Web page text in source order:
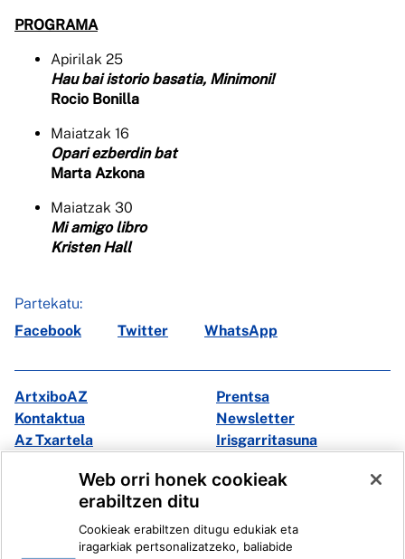
PROGRAMA
Apirilak 25
Hau bai istorio basatia, Minimoni!
Rocio Bonilla
Maiatzak 16
Opari ezberdin bat
Marta Azkona
Maiatzak 30
Mi amigo libro
Kristen Hall
Partekatu:
Facebook
Twitter WhatsApp
ArtxiboAZ
Prentsa
Kontaktua
Newsletter
Az Txartela
Irisgarritasuna
Instagram
Youtube
Web orri honek cookieak
erabiltzen ditu
Cookieak erabiltzen ditugu edukiak eta
iragarkiak pertsonalizatzeko, baliabide